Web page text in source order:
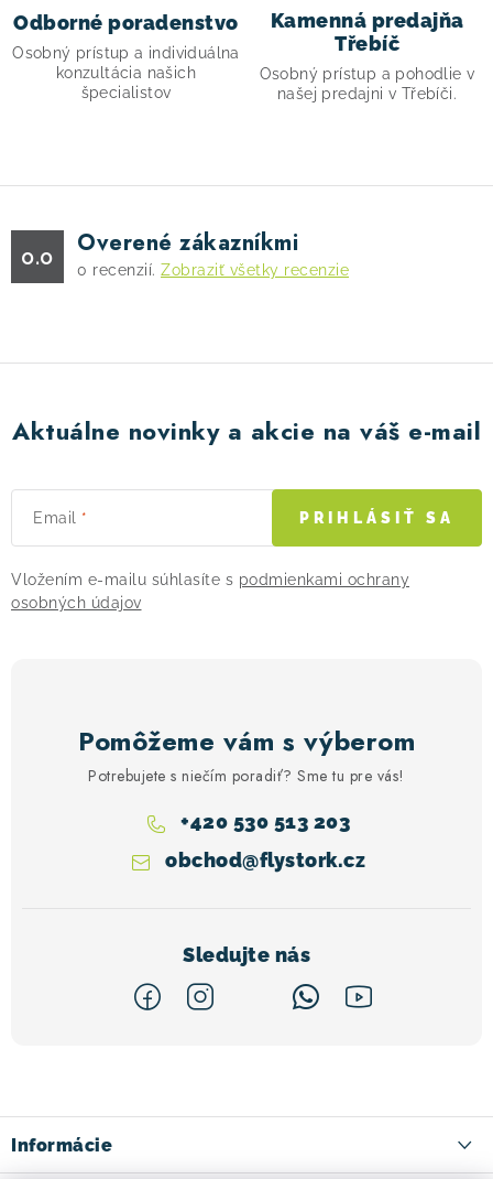
Odborné poradenstvo
Osobný prístup a individuálna
konzultácia našich
špecialistov
Kamenná predajňa
Třebíč
Osobný prístup a pohodlie v
našej predajni v Třebíči.
0.0 Overené zákazníkmi
0 recenzií. Zobraziť všetky recenzie
Aktuálne novinky a akcie na váš e-mail
Email
Vložením e-mailu súhlasíte s podmienkami ochrany
osobných údajov
PRIHLÁSIŤ SA
Pomôžeme vám s výberom
Potrebujete s niečím poradiť? Sme tu pre vás!
obchod@flystork.cz
+420 530 513 203
p
äInformácie